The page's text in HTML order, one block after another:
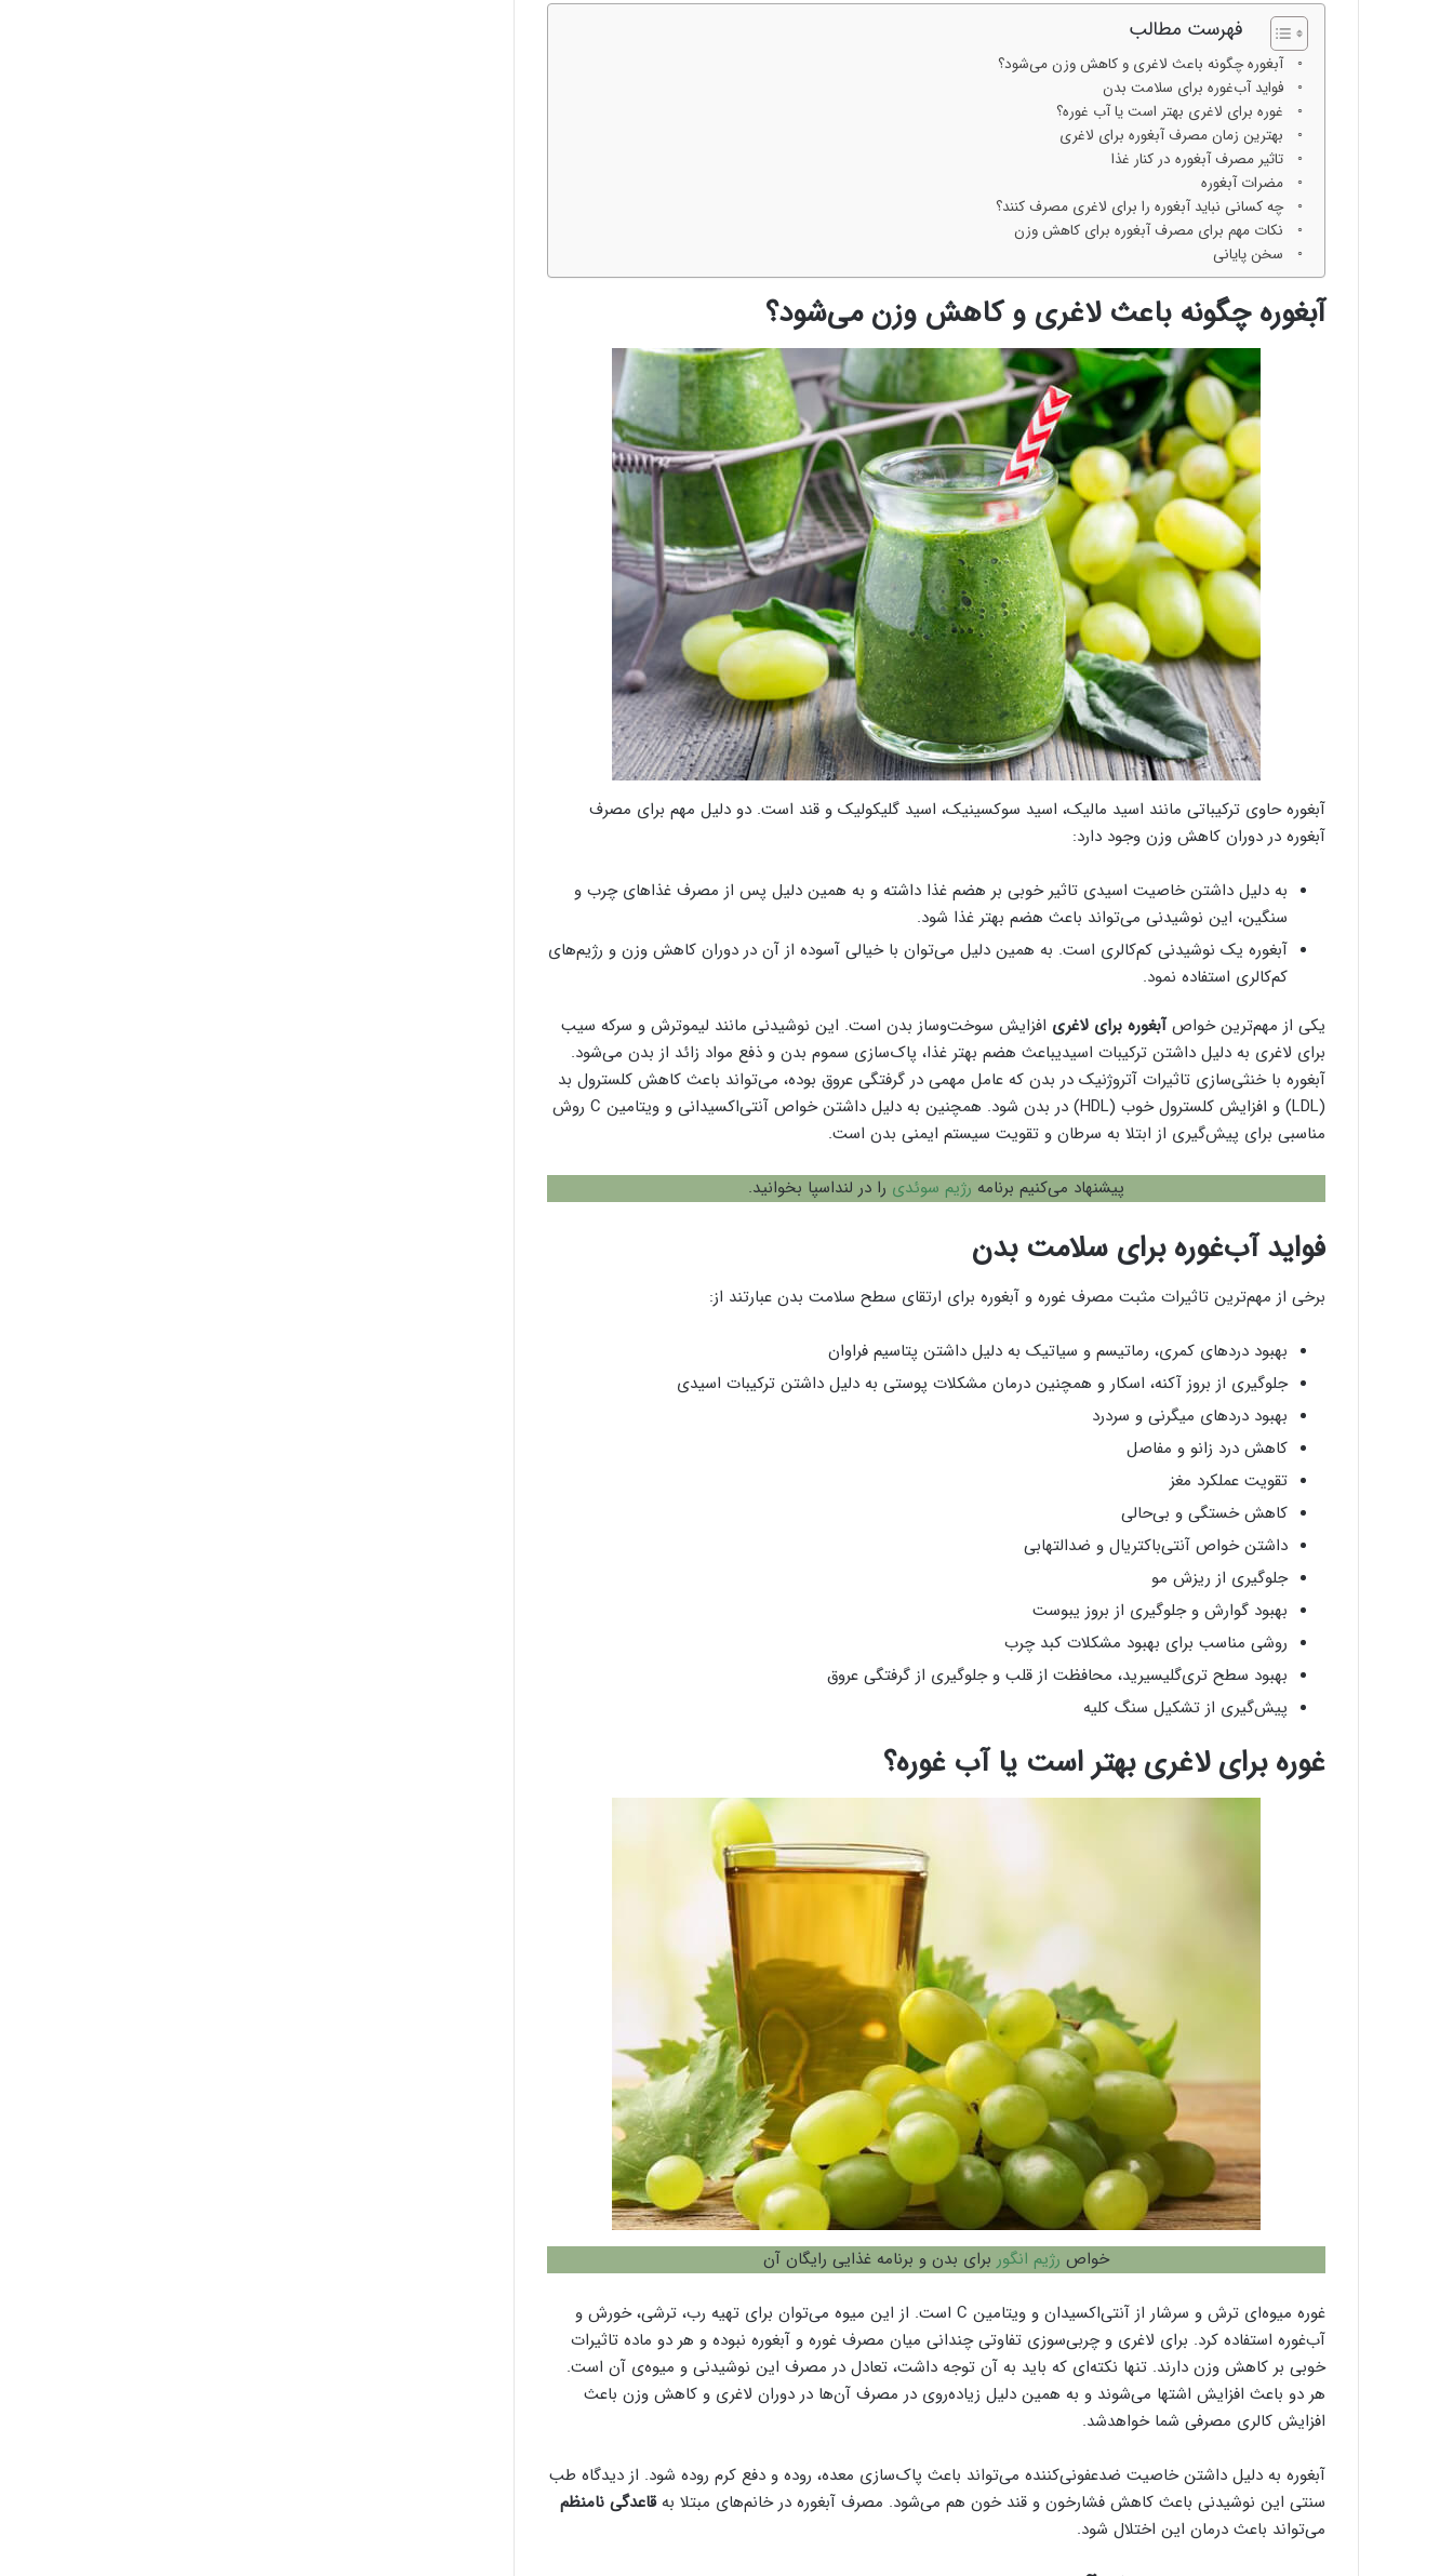
فهرست مطالب
آبغوره چگونه باعث لاغری و کاهش وزن می‌شود؟
فواید آب‌غوره برای سلامت بدن
غوره برای لاغری بهتر است یا آب غوره؟
بهترین زمان مصرف آبغوره برای لاغری
تاثیر مصرف آبغوره در کنار غذا
مضرات آبغوره
چه کسانی نباید آبغوره را برای لاغری مصرف کنند؟
نکات مهم برای مصرف آبغوره برای کاهش وزن
سخن پایانی
آبغوره چگونه باعث لاغری و کاهش وزن می‌شود؟
آبغوره حاوی ترکیباتی مانند اسید مالیک، اسید سوکسینیک، اسید گلیکولیک و قند است. دو دلیل مهم برای مصرف
آبغوره در دوران کاهش وزن وجود دارد:
به دلیل داشتن خاصیت اسیدی تاثیر خوبی بر هضم غذا داشته و به همین دلیل پس از مصرف غذاهای چرب و
سنگین، این نوشیدنی می‌تواند باعث هضم بهتر غذا شود.
آبغوره یک نوشیدنی کم‌کالری است. به همین دلیل می‌توان با خیالی آسوده از آن در دوران کاهش وزن و رژیم‌های
کم‌کالری استفاده نمود.
یکی از مهم‌ترین خواصآبغوره برای لاغری افزایش سوخت‌‌وساز بدن است. این نوشیدنی مانند لیموترش و سرکه سیب
برای لاغری به دلیل داشتن ترکیبات اسیدیباعث هضم بهتر غذا، پاک‌سازی سموم بدن و ذفع مواد زائد از بدن می‌شود.
آبغوره با خنثی‌سازی تاثیرات آتروژنیک در بدن که عامل مهمی در گرفتگی عروق بوده، می‌تواند باعث کاهش کلسترول بد
(LDL) و افزایش کلسترول خوب (HDL) در بدن شود. همچنین به دلیل داشتن خواص آنتی‌اکسیدانی و ویتامین C روش
مناسبی برای پیش‌گیری از ابتلا به سرطان و تقویت سیستم ایمنی بدن است.
پیشنهاد می‌کنیم برنامه رژیم سوئدی را در لنداسپا بخوانید.
فواید آب‌غوره برای سلامت بدن
برخی از مهم‌ترین تاثیرات مثبت مصرف غوره و آبغوره برای ارتقای سطح سلامت بدن عبارتند از:
بهبود دردهای کمری، رماتیسم و سیاتیک به دلیل داشتن پتاسیم فراوان
جلوگیری از بروز آکنه، اسکار و همچنین درمان مشکلات پوستی به دلیل داشتن ترکیبات اسیدی
بهبود دردهای میگرنی و سردرد
کاهش درد زانو و مفاصل
تقویت عملکرد مغز
کاهش خستگی و بی‌حالی
داشتن خواص آنتی‌باکتریال و ضدالتهابی
جلوگیری از ریزش مو
بهبود گوارش و جلوگیری از بروز یبوست
روشی مناسب برای بهبود مشکلات کبد چرب
بهبود سطح تری‌گلیسیرید، محافظت از قلب و جلوگیری از گرفتگی عروق
پیش‌گیری از تشکیل سنگ کلیه
غوره برای لاغری بهتر است یا آب غوره؟
خواص رژیم انگور برای بدن و برنامه غذایی رایگان آن
غوره میوه‌ای ترش و سرشار از آنتی‌اکسیدان و ویتامین C است. از این میوه می‌توان برای تهیه رب، ترشی، خورش و
آب‌غوره استفاده کرد. برای لاغری و چربی‌سوزی تفاوتی چندانی میان مصرف غوره و آبغوره نبوده و هر دو ماده تاثیرات
خوبی بر کاهش وزن دارند. تنها نکته‌ای که باید به آن توجه داشت، تعادل در مصرف این نوشیدنی و میوه‌ی آن است.
هر دو باعث افزایش اشتها می‌شوند و به همین دلیل زیاده‌روی در مصرف آن‌ها در دوران لاغری و کاهش وزن باعث
افزایش کالری مصرفی شما خواهدشد.
آبغوره به دلیل داشتن خاصیت ضدعفونی‌کننده می‌تواند باعث پاک‌سازی معده، روده و دفع کرم روده شود. از دیدگاه طب
سنتی این نوشیدنی باعث کاهش فشارخون و قند خون هم می‌شود. مصرف آبغوره در خانم‌های مبتلا بهقاعدگی نامنظم
می‌تواند باعث درمان این اختلال شود.